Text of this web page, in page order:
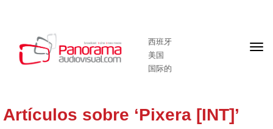
西班牙
美国
国际的
头
Artículos sobre ‘Pixera [INT]’